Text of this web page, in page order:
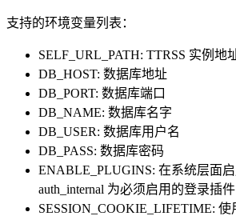
支持的环境变量列表：
SELF_URL_PATH: TTRSS 实例地
DB_HOST: 数据库地址
DB_PORT: 数据库端口
DB_NAME: 数据库名字
DB_USER: 数据库用户名
DB_PASS: 数据库密码
ENABLE_PLUGINS: 在系统层面
auth_internal 为必须启用的登录插件
SESSION_COOKIE_LIFETIME: